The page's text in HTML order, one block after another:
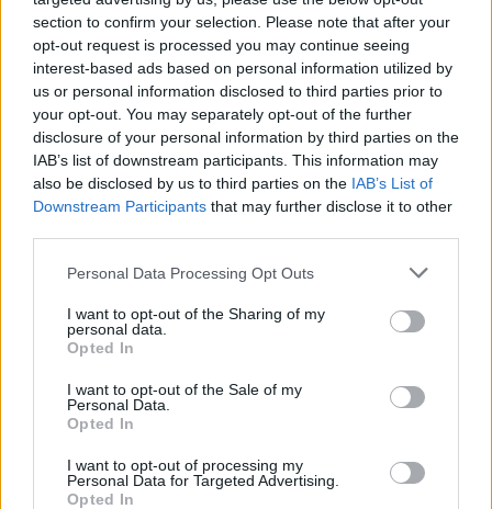
section to confirm your selection. Please note that after your
opt-out request is processed you may continue seeing
interest-based ads based on personal information utilized by
us or personal information disclosed to third parties prior to
your opt-out. You may separately opt-out of the further
disclosure of your personal information by third parties on the
IAB’s list of downstream participants. This information may
also be disclosed by us to third parties on the IAB’s List of
Downstream Participants that may further disclose it to other
Please note that this website/app uses one or more Google
not limited to your visit or usage behaviour. You may click to
grant or deny consent to Google and its third-party tags to
use your data for below specified purposes in below Google
consent section.
Personal Data Processing Opt Outs
I want to opt-out of the Sharing of my
personal data.
Opted In
I want to opt-out of the Sale of my
Personal Data.
Opted In
I want to opt-out of processing my
Personal Data for Targeted Advertising.
Opted In
Vuoi rimuovere le pubblicità nazionali?
cliccandoqui